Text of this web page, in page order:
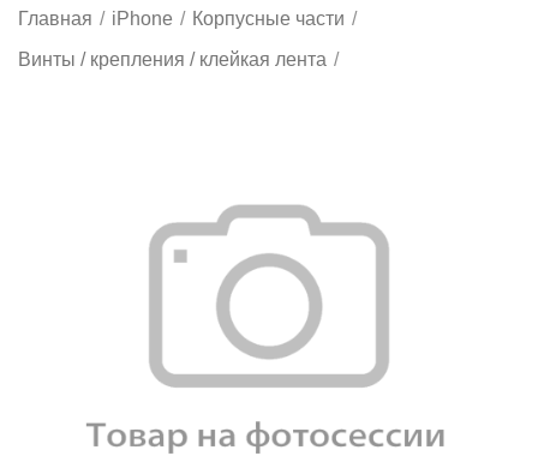
Главная / iPhone / Корпусные части /
Винты / крепления / клейкая лента /